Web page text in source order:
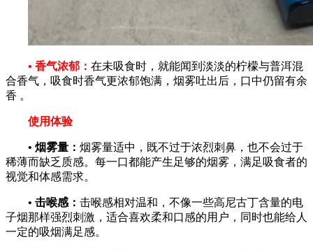
• 香气浓郁： 在未吸食时，就能闻到淡淡的柠檬与普洱混
合香气，吸食时香气更浓郁饱满，烟雾吐出后，口中仍留有余
香 。
使用体验
• 烟雾量： 烟雾量适中，既不过于浓烈刺鼻，也不会过于
稀薄而缺乏质感。每一口都能产生足够的烟雾，满足吸食者的
视觉和体感需求。
• 击喉感： 击喉感相对温和，不像一些高尼古丁含量的电
子烟那样强烈刺激，适合喜欢柔和口感的用户，同时也能给人
一定的吸烟满足感。